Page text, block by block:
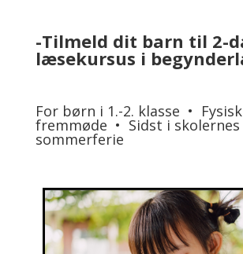
-Tilmeld dit barn til 2-
læsekursus i
For børn i 1.-2. klasse • Fysisk
fremmøde • Sidst i skolernes
sommerferie